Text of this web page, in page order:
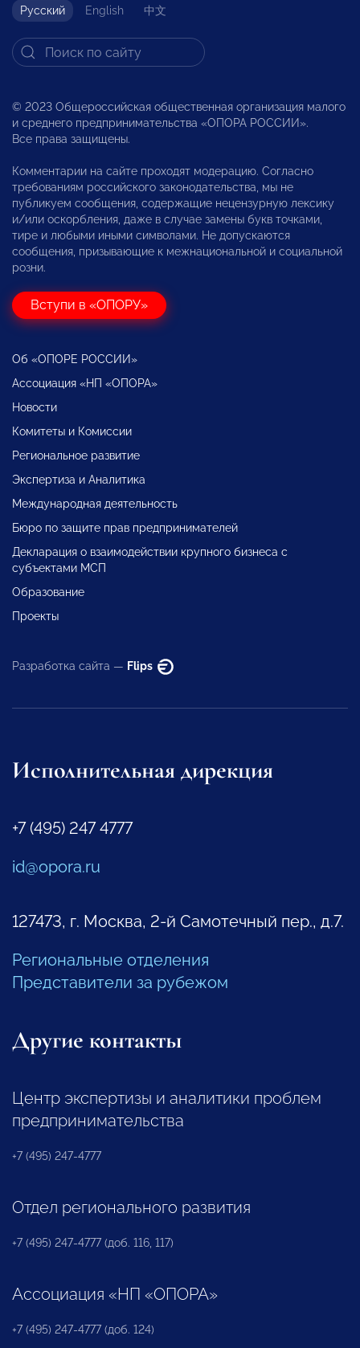
Русский English 中文
© 2023 Общероссийская общественная организация малого
и среднего предпринимательства «ОПОРА РОССИИ».
Все права защищены.
Комментарии на сайте проходят модерацию. Согласно
требованиям российского законодательства, мы не
публикуем сообщения, содержащие нецензурную лексику
и/или оскорбления, даже в случае замены букв точками,
тире и любыми иными символами. Не допускаются
сообщения, призывающие к межнациональной и социальной
розни.
Вступи в «ОПОРУ»
Об «ОПОРЕ РОССИИ»
Ассоциация «НП «ОПОРА»
Новости
Комитеты и Комиссии
Региональное развитие
Экспертиза и Аналитика
Международная деятельность
Бюро по защите прав предпринимателей
Декларация о взаимодействии крупного бизнеса с
субъектами МСП
Образование
Проекты
Разработка сайта — Flips
Исполнительная дирекция
+7 (495) 247 4777
id@opora.ru
127473, г. Москва, 2-й Самотечный пер., д.7.
Региональные отделения
Представители за рубежом
Другие контакты
Центр экспертизы и аналитики проблем
предпринимательства
+7 (495) 247-4777
Отдел регионального развития
+7 (495) 247-4777 (доб. 116, 117)
Ассоциация «НП «ОПОРА»
+7 (495) 247-4777 (доб. 124)